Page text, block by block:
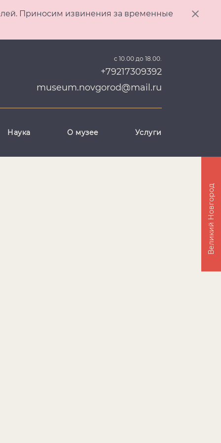
Приносим извинения за временные
с 10.00 до 18.00.
+79217309392
museum.novgorod@mail.ru
Наука О музее Услуги
Великий Новгород